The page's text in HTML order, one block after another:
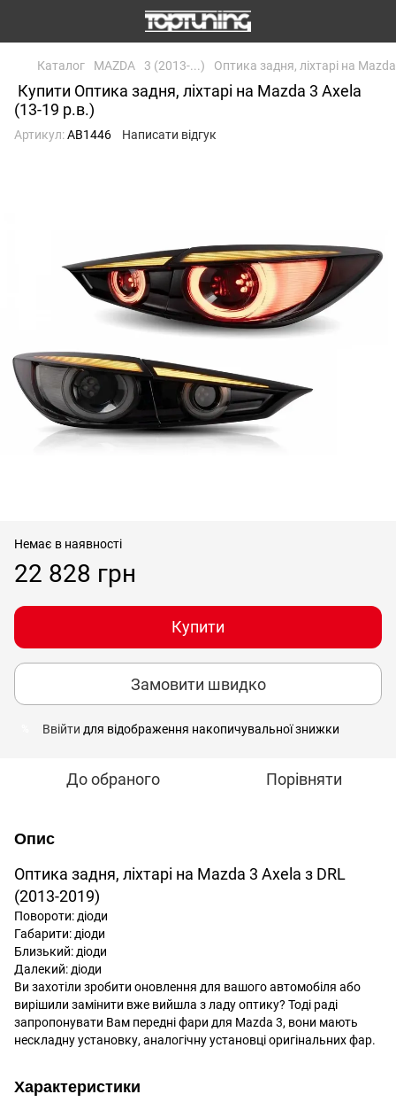
Каталог MAZDA 3 (2013-...) Оптика задня, ліхтарі на
Купити Оптика задня, ліхтарі на Mazda 3 Axela
(13-19 р.в.)
Артикул:AB1446 Написати відгук
Немає в наявності
22 828 грн
Купити
Замовити швидко
Ввійти для відображення накопичувальної знижки
До обраного Порівняти
Опис
Оптика задня, ліхтарі на Mazda 3 Axela з DRL
(2013-2019)
Повороти:діоди
Габарити:діоди
Близький:діоди
Далекий:діоди
Ви захотіли зробити оновлення для вашогоавтомобіля або
вирішили замінити вже вийшла з ладуоптику? Тоді раді
запропонувати Вам передніфари для Mazda 3, вони мають
нескладнуустановку,аналогічнуустановціоригінальнихфар.
Характеристики